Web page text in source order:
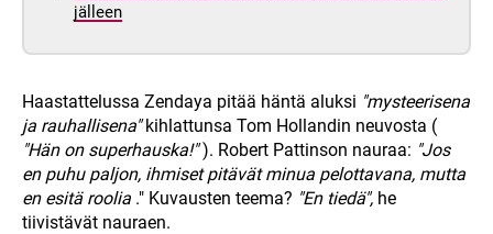
jälleen
Haastattelussa Zendaya pitää häntä aluksi "mysteerisena
ja rauhallisena"kihlattunsa Tom Hollandin neuvosta (
"Hän on superhauska!"). Robert Pattinson nauraa: "Jos
en puhu paljon, ihmiset pitävät minua pelottavana, mutta
en esitä roolia ." Kuvausten teema? "En tiedä", he
tiivistävät nauraen.